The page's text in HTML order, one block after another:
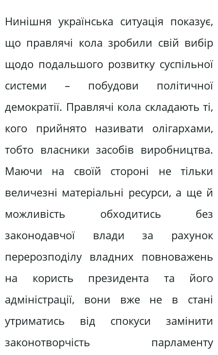
Нинішня українська ситуація показує,
що правлячі кола зробили свій вибір
щодо подальшого розвитку суспільної
системи – побудови політичної
демократії. Правлячі кола складають ті,
кого прийнято називати олігархами,
тобто власники засобів виробництва.
Маючи на своїй стороні не тільки
величезні матеріальні ресурси, а ще й
можливість обходитись без
законодавчої влади за рахунок
перерозподілу владних повноважень
на користь президента та його
адміністрації, вони вже не в стані
утриматись від спокуси замінити
законотворчість парламенту